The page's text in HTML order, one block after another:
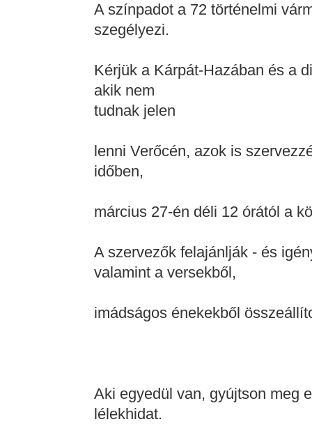
A színpadot a 72 történelmi
szegélyezi.
Kérjük a Kárpát-Hazában és a
akik nem
tudnak jelen
lenni Verőcén, azok is
időben,
március 27-én déli 12 órától a
A szervezők felajánlják - és
valamint a versekből,
imádságos énekekből
Aki egyedül van, gyújtson meg
lélekhidat.